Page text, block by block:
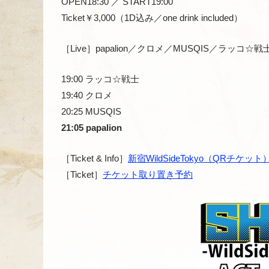
Ticket￥3,000（1D込み／one drink included）
［Live］papalion／クロメ／MUSQIS／ラッコ☆戦
19:00 ラッコ☆戦士
19:40 クロメ
20:25 MUSQIS
21:05 papalion
［Ticket & Info］ 新宿WildSideTokyo（QRチケット
［Ticket］ チケット取り置き予約